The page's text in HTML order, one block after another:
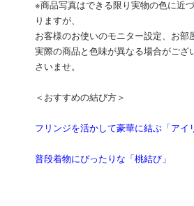
※商品写真はできる限り実物の色に近
りますが、
お客様のお使いのモニター設定、お部
実際の商品と色味が異なる場合がござ
さいませ。
＜おすすめの結び方＞
フリンジを活かして豪華に結ぶ「アイ
普段着物にぴったりな「桃結び」